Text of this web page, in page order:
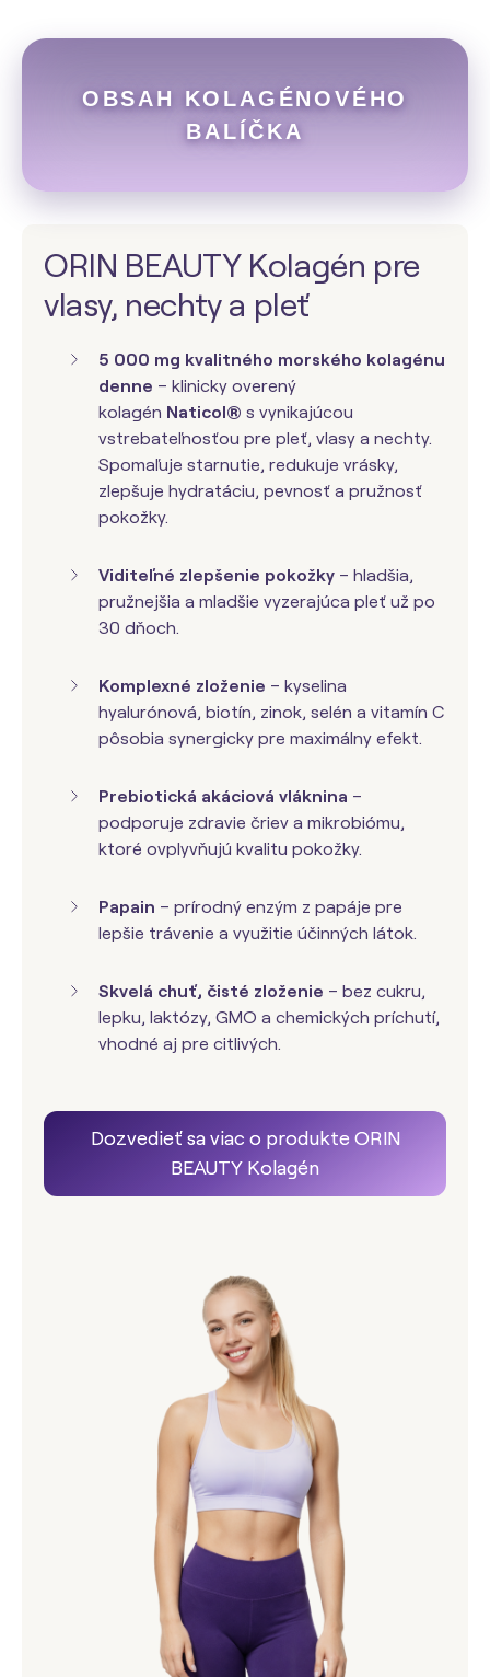
OBSAH KOLAGÉNOVÉHO
BALÍČKA
ORIN BEAUTY Kolagén pre
vlasy, nechty a pleť
5 000 mg kvalitného morského kolagénu
denne – klinicky overený
kolagén Naticol® s vynikajúcou
vstrebateľnosťou pre pleť, vlasy a nechty.
Spomaľuje starnutie, redukuje vrásky,
zlepšuje hydratáciu, pevnosť a pružnosť
pokožky.
Viditeľné zlepšenie pokožky – hladšia,
pružnejšia a mladšie vyzerajúca pleť už po
30 dňoch.
Komplexné zloženie – kyselina
hyalurónová, biotín, zinok, selén a vitamín C
pôsobia synergicky pre maximálny efekt.
Prebiotická akáciová vláknina –
podporuje zdravie čriev a mikrobiómu,
ktoré ovplyvňujú kvalitu pokožky.
Papain – prírodný enzým z papáje pre
lepšie trávenie a využitie účinných látok.
Skvelá chuť, čisté zloženie – bez cukru,
lepku, laktózy, GMO a chemických príchutí,
vhodné aj pre citlivých.
Dozvedieť sa viac o produkte ORIN
BEAUTY Kolagén